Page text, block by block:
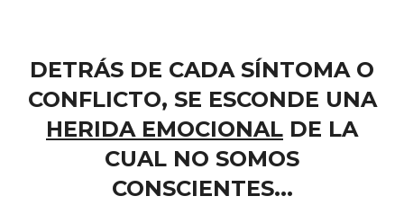
DETRÁS DE CADA SÍNTOMA O
CONFLICTO, SE ESCONDE UNA
HERIDA EMOCIONAL DE LA
CUAL NO SOMOS
CONSCIENTES...